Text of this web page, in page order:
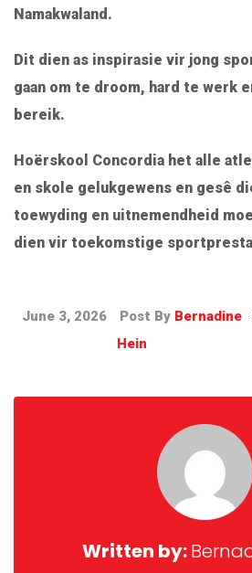
Namakwaland.
Dit dien as inspirasie vir jong
gaan om te droom, hard te werk
bereik.
Hoërskool Concordia het alle
en skole gelukgewens en gesê
toewyding en uitnemendheid
dien vir toekomstige
June 3, 2026 Post By Bernadine
Hein
Written by: